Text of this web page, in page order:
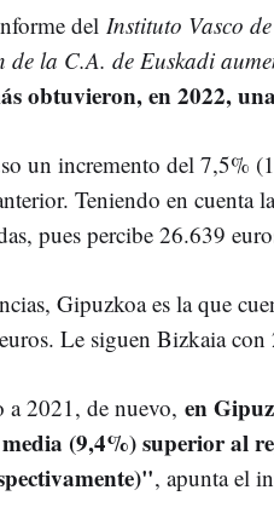
del Instituto Vasco
de la C.A. de Euskadi
obtuvieron, en 2022,
un incremento del 7,5%
Teniendo en cuenta
pues percibe 26.639
Gipuzkoa es la que
Le siguen Bizkaia
a 2021, de nuevo, en
(9,4%) superior al
, apunta el